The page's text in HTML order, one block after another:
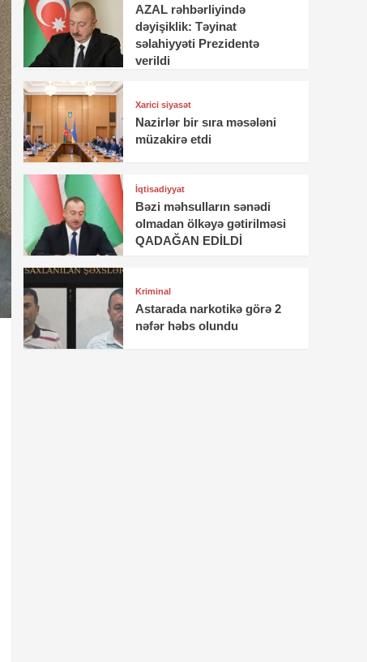
AZAL rəhbərliyində
dəyişiklik: Təyinat
səlahiyyəti Prezidentə
verildi
Xarici siyasət
Nazirlər bir sıra məsələni
müzakirə etdi
İqtisadiyyat
Bəzi məhsulların sənədi
olmadan ölkəyə gətirilməsi
QADAĞAN EDİLDİ
Kriminal
Astarada narkotikə görə 2
nəfər həbs olundu